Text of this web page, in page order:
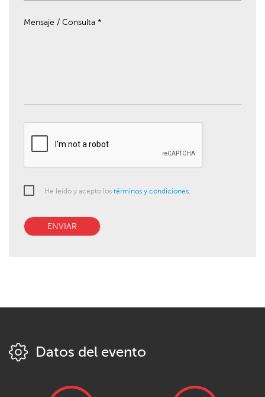
Mensaje / Consulta *
He leído y acepto los términos y condiciones.
ENVIAR
Datos del evento